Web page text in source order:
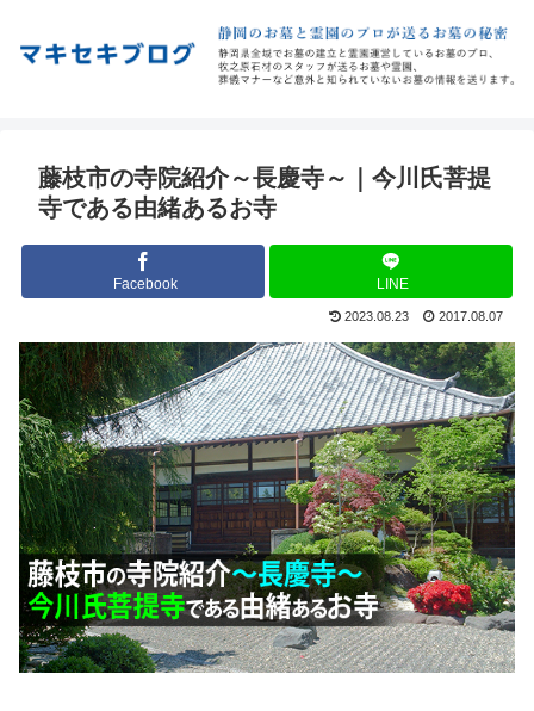
藤枝市の寺院紹介～長慶寺～｜今川氏菩提
寺である由緒あるお寺
Facebook LINE
2023.08.23 2017.08.07